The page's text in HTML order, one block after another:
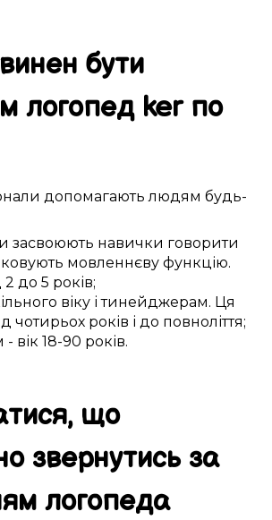
бути
логопед ker по
допомагають людям будь-
засвоюють навички говорити
мовленнєву функцію.
2 до 5 років;
віку ітинейджерам. Ця
чотирьох років і до повноліття;
- вік 18-90 років.
, що
звернутись за
логопеда